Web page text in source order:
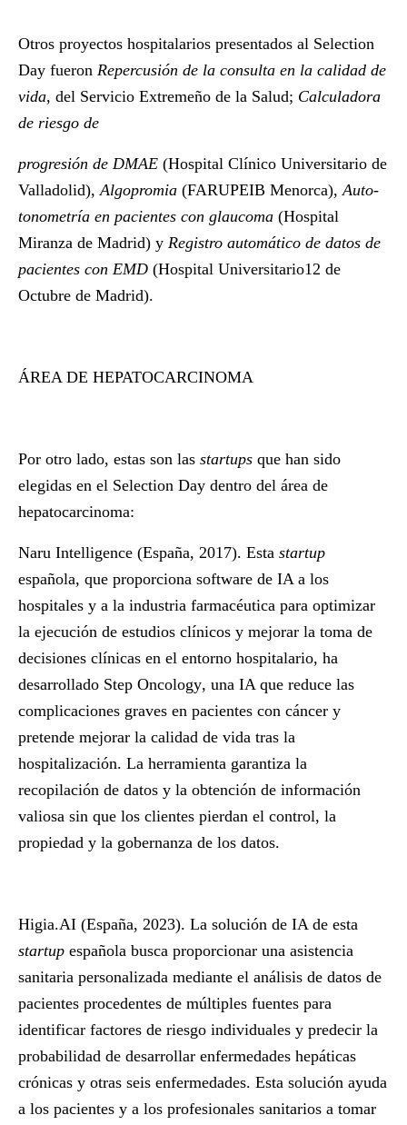
Otros proyectos hospitalarios presentados al Selection
Day fueron Repercusión de la consulta en la calidad de
vida, del Servicio Extremeño de la Salud; Calculadora
de riesgo de
progresión de DMAE (Hospital Clínico Universitario de
Valladolid),Algopromia (FARUPEIB Menorca),Auto-
tonometría en pacientes con glaucoma (Hospital
Miranza de Madrid) y Registro automático de datos de
pacientes con EMD (Hospital Universitario12 de
Octubre de Madrid).
ÁREA DE HEPATOCARCINOMA
Por otro lado, estas son las startups que han sido
elegidas en el Selection Day dentro del área de
hepatocarcinoma:
Naru Intelligence (España, 2017). Esta startup
española, que proporciona software de IA a los
hospitales y a la industria farmacéutica para optimizar
la ejecución de estudios clínicos y mejorar la toma de
decisiones clínicas en el entorno hospitalario, ha
desarrollado Step Oncology, una IA que reduce las
complicaciones graves en pacientes con cáncer y
pretende mejorar la calidad de vida tras la
hospitalización. La herramienta garantiza la
recopilación de datos y la obtención de información
valiosa sin que los clientes pierdan el control, la
propiedad y la gobernanza de los datos.
Higia.AI (España, 2023). La solución de IA de esta
startup española busca proporcionar una asistencia
sanitaria personalizada mediante el análisis de datos de
pacientes procedentes de múltiples fuentes para
identificar factores de riesgo individuales y predecir la
probabilidad de desarrollar enfermedades hepáticas
crónicas y otras seis enfermedades. Esta solución ayuda
a los pacientes y a los profesionales sanitarios a tomar